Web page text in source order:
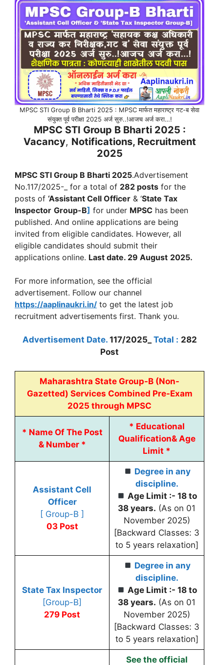
MPSC STI Group B Bharti 2025 : MPSC मार्फत महाराष्ट्र गट-ब सेवा
संयुक्त पूर्व परीक्षा 2025 अर्ज सुरु..!आजच अर्ज करा…!
MPSC STI Group B Bharti 2025 :
Vacancy, Notifications, Recruitment
2025
MPSC STI Group B Bharti 2025.Advertisement
No.117/2025-_ for a total of 282 posts for the
posts of ‘Assistant Cell Officer & ‘State Tax
Inspector Group-B] for under MPSC has been
published. And online applications are being
invited from eligible candidates. However, all
eligible candidates should submit their
applications online. Last date. 29 August 2025.
For more information, see the official
advertisement. Follow our channel
https://aaplinaukri.in/ to get the latest job
recruitment advertisements first. Thank you.
Advertisement Date. 117/2025_ Total : 282
Post
Maharashtra State Group-B (Non-
Gazetted) Services Combined Pre-Exam
2025 through MPSC
* Name Of The Post
& Number *
* Educational
Qualification& Age
Limit *
Assistant Cell
Officer
[ Group-B ]
03 Post
Degree in any
discipline.
Age Limit :- 18 to
38 years. (As on 01
November 2025)
[Backward Classes: 3
to 5 years relaxation]
State Tax Inspector
[Group-B]
279 Post
Degree in any
discipline.
Age Limit :- 18 to
38 years. (As on 01
November 2025)
[Backward Classes: 3
to 5 years relaxation]
See the official